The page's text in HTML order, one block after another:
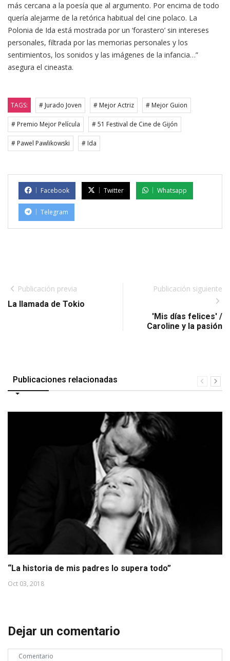
más cercana a la poesía que al argumento. Por encima de todo
quería alejarme de la retórica habitual del cine polaco. La
Polonia de Ida está mostrada por un ‘forastero’ sin intereses
personales, filtrada por las memorias personales y los
sentimientos, los sonidos y las imágenes de la infancia…”
asegura el cineasta.
TAGS: # Jurado Joven # Mejor Actriz # Mejor Guion
# Premio Mejor Película # 51 Festival de Cine de Gijón
# Pawel Pawlikowski # Ida
Facebook Twitter Whatsapp
Telegram
Publicación previa
La llamada de Tokio
Publicación siguiente
'Mis días felices' /
Caroline y la pasión
Publicaciones relacionadas
“La historia de mis padres lo supera todo”
Oct 03, 2018
Dejar un comentario